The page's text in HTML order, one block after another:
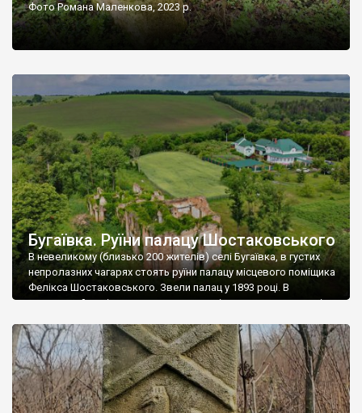
Фото Романа Маленкова, 2023 р.
Бугаївка. Руїни палацу Шостаковського
В невеликому (близько 200 жителів) селі Бугаївка, в густих
непролазних чагарях стоять руїни палацу місцевого поміщика
Фелікса Шостаковського. Звели палац у 1893 році. В
радянський період у ньому спочатку містилася школа, потім
століття тут розмістили туберкульозну лікарню. Коли із
палацу виїхала лікарня – ми точно не […]